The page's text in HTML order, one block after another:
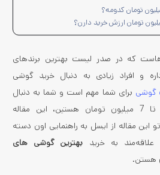
که در صدر لیست بهترین برندهای
و افراد زیادی به دنبال خرید گوشی
گوشی برای شما مهم است و شما به دنبال
گوشی اقتصادی سامسونگ تا 7 میلیون تومان هستین، این مقاله
مقاله از ایسل به راهنمایی اون دسته
علاقه‌مند به خرید بهترین گوشی های
هستن.